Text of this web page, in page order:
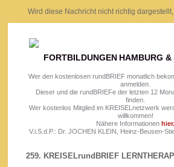
Wird diese Nachricht nicht richtig
FORTBILDUNGEN HAMBURG
Wer den kostenlosen rundBRIEF monatlich
anmelden.
Dieser und die rundBRIEFe der letzten 12
finden.
Wer kostenlos Mitglied im KREISELnetzwerk
willkommen!
Nähere Informationen hier.
V.i.S.d.P.: Dr. JOCHEN KLEIN, Heinz-Beusen-
259. KREISELrundBRIEF